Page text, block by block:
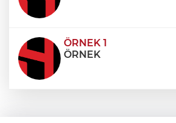
ÖRNEK 1
ÖRNEK